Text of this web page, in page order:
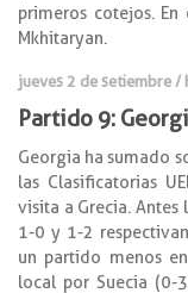
primeros cotejos.
Mkhitaryan.
jueves 2 de setiembre /
Partido 9:
Georgia ha sumado
las Clasificatorias
visita a Grecia. Antes
1-0 y 1-2
un partido menos
local por Suecia (0-